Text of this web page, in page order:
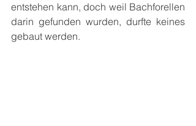
entstehen kann, doch weil Bachforellen
darin gefunden wurden, durfte keines
gebaut werden.